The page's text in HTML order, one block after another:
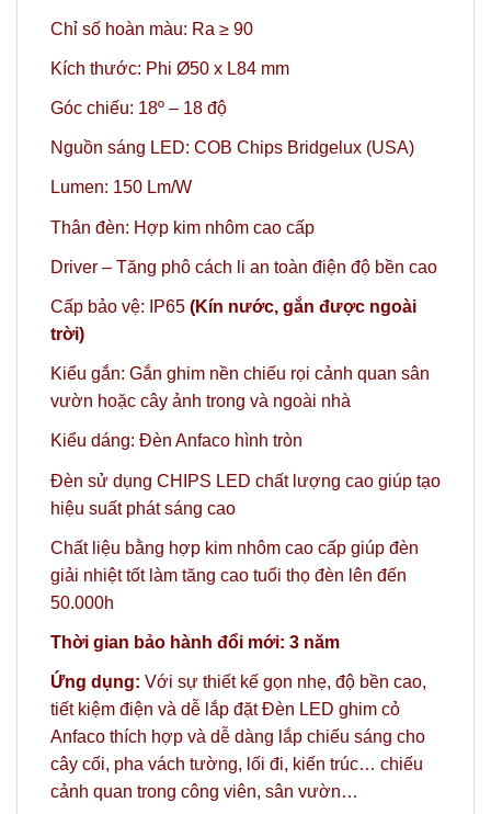
Chỉ số hoàn màu: Ra ≥ 90
Kích thước: Phi Ø50 x L84 mm
Góc chiếu: 18º – 18 độ
Nguồn sáng LED: COB Chips Bridgelux (USA)
Lumen: 150 Lm/W
Thân đèn: Hợp kim nhôm cao cấp
Driver – Tăng phô cách li an toàn điện độ bền cao
Cấp bảo vệ: IP65 (Kín nước, gắn được ngoài
trời)
Kiểu gắn: Gắn ghim nền chiếu rọi cảnh quan sân
vườn hoặc cây ảnh trong và ngoài nhà
Kiểu dáng: Đèn Anfaco hình tròn
Đèn sử dụng CHIPS LED chất lượng cao giúp tạo
hiệu suất phát sáng cao
Chất liệu bằng hợp kim nhôm cao cấp giúp đèn
giải nhiệt tốt làm tăng cao tuổi thọ đèn lên đến
50.000h
Thời gian bảo hành đổi mới: 3 năm
Ứng dụng: Với sự thiết kế gọn nhẹ, độ bền cao,
tiết kiệm điện và dễ lắp đặt Đèn LED ghim cỏ
Anfaco thích hợp và dễ dàng lắp chiếu sáng cho
cây cối, pha vách tường, lối đi, kiến trúc… chiếu
cảnh quan trong công viên, sân vườn…